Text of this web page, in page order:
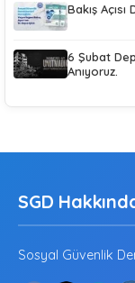
Bakış Açısı
6 Şubat
Anıyoruz.
SGD
Sosyal Güvenlik